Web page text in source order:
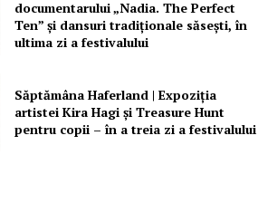
documentarului „Nadia. The Perfect
Ten” şi dansuri tradiţionale săseşti, în
ultima zi a festivalului
Săptămâna Haferland | Expoziţia
artistei Kira Hagi şi Treasure Hunt
pentru copii – în a treia zi a festivalului